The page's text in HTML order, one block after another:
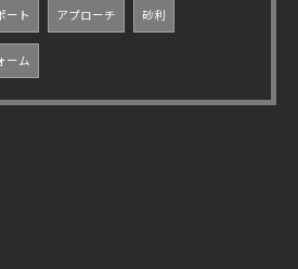
ート アプローチ 砂利
ーム